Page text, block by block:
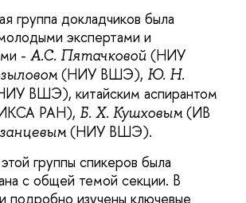
группа докладчиков была
экспертами и
- А.С. Пятачковой (НИУ
(НИУ ВШЭ), Ю. Н.
ВШЭ), китайским аспирантом
РАН), Б. Х. Кушховым(ИВ
(НИУ ВШЭ).
группы спикеров была
с общей темой секции. В
подробно изучены ключевые